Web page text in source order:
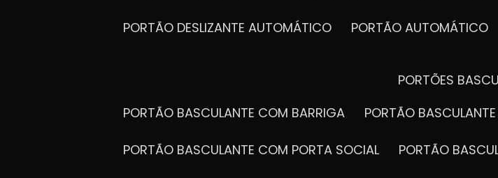
PORTÃO DESLIZANTE AUTOMÁTICO PORTÃO AUTOMÁTICO
PORTÕES
PORTÃO BASCULANTE COM BARRIGA
PORTÃO
PORTÃO BASCULANTE COM PORTA SOCIAL PORTÃO